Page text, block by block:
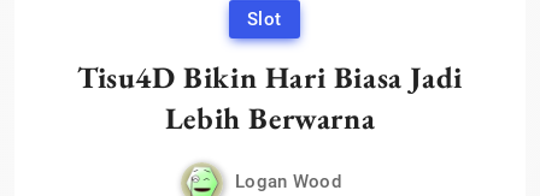
Slot
Tisu4D Bikin Hari Biasa Jadi
Lebih Berwarna
Logan Wood